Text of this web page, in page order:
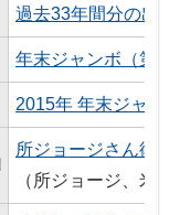
過去33年間分の出
年末ジャンボ（第
2015年 年末ジャ
所ジョージさん復
（所ジョージ、